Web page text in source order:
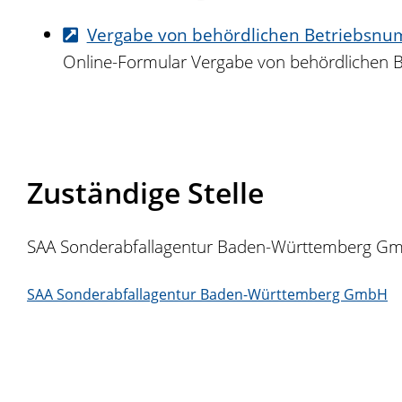
Vergabe von behördlichen
Online-Formular Vergabe von behördlichen
Zuständige Stelle
SAA Sonderabfallagentur Baden-Württemberg
SAA Sonderabfallagentur Baden-Württemberg GmbH